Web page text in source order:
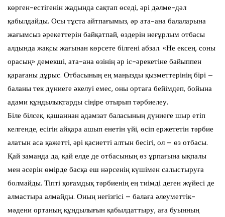
көрген-естігенін жадында сақтап өседі, әрі дәлме-дәл
қабылдайды. Осы тұста айтпағымыз, әр ата-ана балаларына
жағымсыз әрекеттерін байқатпай, өздерін неғұрлым отбасы
алдында жақсы жағынан көрсете білгені абзал. «Не ексең, соны
орасың» демекші, ата-ана өзінің әр іс-әрекетіне байыппен
қарағаны дұрыс. Отбасының ең маңызды қызметтерінің бірі –
баланы тек дүниеге әкелуі емес, оны ортаға бейімдеп, бойына
адами құндылықтарды сіңіре отырып тәрбиелеу.
Біле білсек, қашаннан адамзат баласының дүниеге шыр етіп
келгенде, есігін айқара ашып енетін үйі, өсіп ержететін тәрбие
алатын аса қажетті, әрі қасиетті алтын бесігі, ол – өз отбасы.
Қай заманда да, қай елде де отбасының өз ұрпағына ықпалы
мен әсерін өмірде басқа еш нәрсенің күшімен салыстыруға
болмайды. Тіпті қоғамдық тәрбиенің ең тиімді деген жүйесі де
алмастыра алмайды. Оның негізгісі – балаға әлеуметтік-
мәдени ортаның құндылығын қабылдаттыру, аға буынның